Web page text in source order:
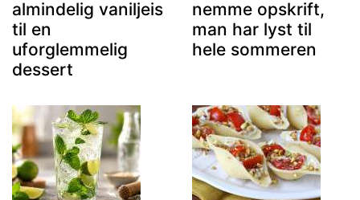
almindelig vaniljeis
til en
uforglemmelig
dessert
nemme opskrift,
man har lyst til
hele sommeren